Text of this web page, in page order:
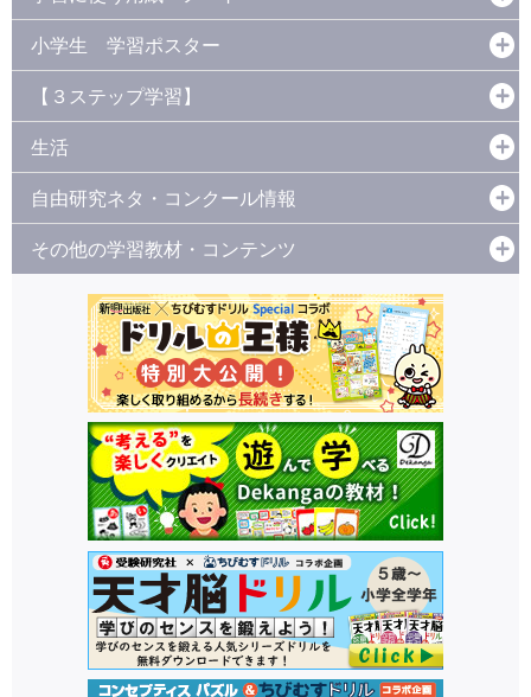
小学生 学習ポスター
【３ステップ学習】
生活
自由研究ネタ・コンクール情報
その他の学習教材・コンテンツ